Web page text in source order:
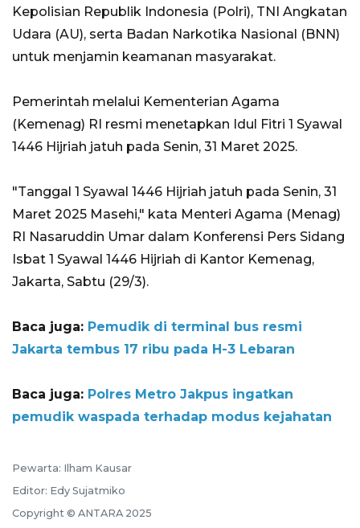
Kepolisian Republik Indonesia (Polri), TNI Angkatan
Udara (AU), serta Badan Narkotika Nasional (BNN)
untuk menjamin keamanan masyarakat.
Pemerintah melalui Kementerian Agama
(Kemenag) RI resmi menetapkan Idul Fitri 1 Syawal
1446 Hijriah jatuh pada Senin, 31 Maret 2025.
"Tanggal 1 Syawal 1446 Hijriah jatuh pada Senin, 31
Maret 2025 Masehi," kata Menteri Agama (Menag)
RI Nasaruddin Umar dalam Konferensi Pers Sidang
Isbat 1 Syawal 1446 Hijriah di Kantor Kemenag,
Jakarta, Sabtu (29/3).
Baca juga: Pemudik di terminal bus resmi
Jakarta tembus 17 ribu pada H-3 Lebaran
Baca juga: Polres Metro Jakpus ingatkan
pemudik waspada terhadap modus kejahatan
Pewarta: Ilham Kausar
Editor: Edy Sujatmiko
Copyright © ANTARA 2025